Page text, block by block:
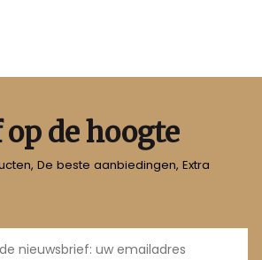
de hoogte
De beste aanbiedingen, Extra